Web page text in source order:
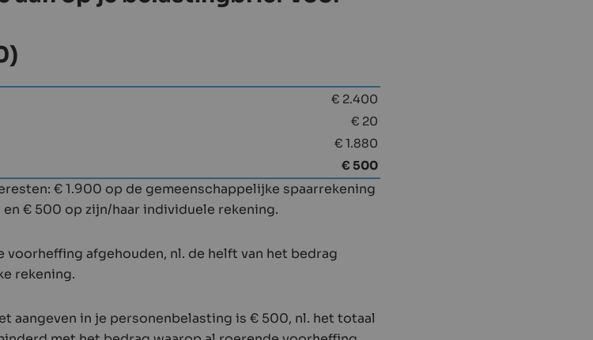
€ 2.400
€ 20
€ 1.880
€ 500
€ 1.900 op de gemeenschappelijke spaarrekening
€ 500 op zijn/haar individuele rekening.
afgehouden, nl. de helft van het bedrag
rekening.
aangeven in je personenbelasting is € 500, nl. het totaal